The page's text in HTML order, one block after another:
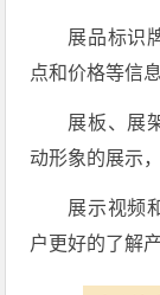
展品标识
点和价格等信
展板、展
动形象的展示
展示视频
户更好的了解